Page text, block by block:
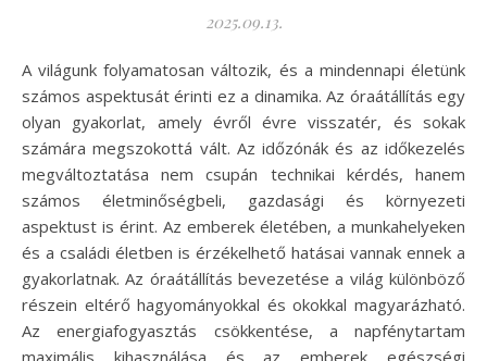
2025.09.13.
A világunk folyamatosan változik, és a mindennapi életünk
számos aspektusát érinti ez a dinamika. Az óraátállítás egy
olyan gyakorlat, amely évről évre visszatér, és sokak
számára megszokottá vált. Az időzónák és az időkezelés
megváltoztatása nem csupán technikai kérdés, hanem
számos életminőségbeli, gazdasági és környezeti
aspektust is érint. Az emberek életében, a munkahelyeken
és a családi életben is érzékelhető hatásai vannak ennek a
gyakorlatnak. Az óraátállítás bevezetése a világ különböző
részein eltérő hagyományokkal és okokkal magyarázható.
Az energiafogyasztás csökkentése, a napfénytartam